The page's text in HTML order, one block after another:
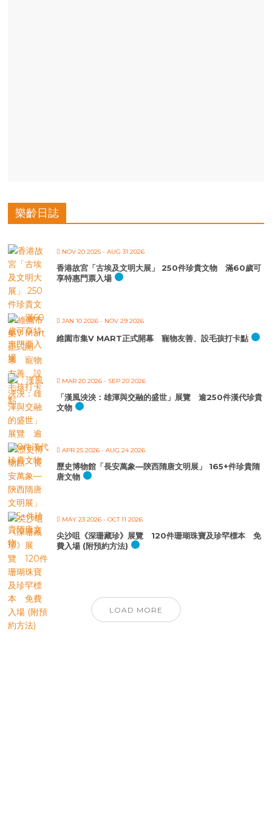
樂齡日誌
NOV 20 2025 - AUG 31 2026
香港故宮「古埃及文明大展」 250件珍貴文物 滿60歲可
享特惠門票入場
JAN 10 2026 - NOV 29 2026
維園市集V MART正式開幕 寵物友善、設毛孩打卡點
MAR 20 2026 - SEP 20 2026
「漢風泱泱：雄渾與交融的盛世」展覽 逾250件漢代珍貴
文物
APR 25 2026 - AUG 24 2026
歷史博物館「長安萬象—陝西隋唐文明展」 165+件珍貴隋
唐文物
MAY 23 2026 - OCT 11 2026
尖沙咀《深珊藏珍》展覽 120件珊瑚珠寶及珍罕標本 免
費入場 (附預約方法)
LOAD MORE